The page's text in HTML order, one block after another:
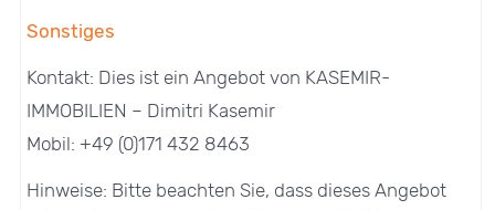
Sonstiges
Kontakt: Dies ist ein Angebot von KASEMIR-
IMMOBILIEN – Dimitri Kasemir
Mobil: +49 (0)171 432 8463
Hinweise: Bitte beachten Sie, dass dieses Angebot